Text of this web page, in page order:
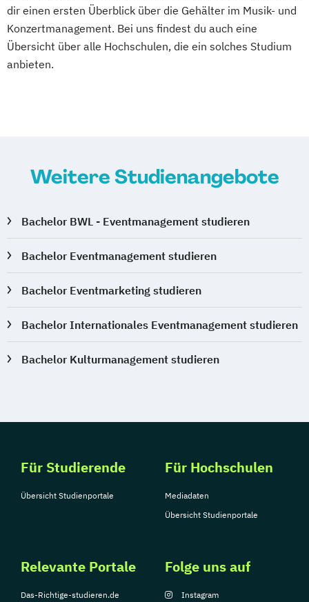
dir einen ersten Überblick über die Gehälter im Musik- und
Konzertmanagement. Bei uns findest du auch eine
Übersicht über alle Hochschulen, die ein solches Studium
anbieten.
Weitere Studienangebote
Bachelor BWL - Eventmanagement studieren
Bachelor Eventmanagement studieren
Bachelor Eventmarketing studieren
Bachelor Internationales Eventmanagement studieren
Bachelor Kulturmanagement studieren
Für Studierende
Übersicht Studienportale
Für Hochschulen
Mediadaten
Übersicht Studienportale
Relevante Portale
Das-Richtige-studieren.de
Folge uns auf
Instagram